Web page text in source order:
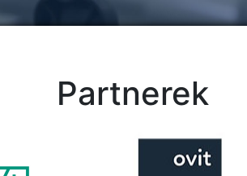
Partnerek